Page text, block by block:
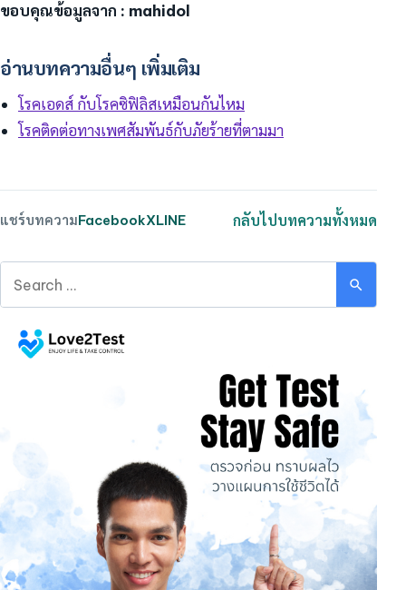
ขอบคุณข้อมูลจาก : mahidol
อ่านบทความอื่นๆ เพิ่มเติม
โรคเอดส์ กับโรคซิฟิลิสเหมือนกันไหม
โรคติดต่อทางเพศสัมพันธ์กับภัยร้ายที่ตามมา
แชร์บทความFacebookXLINE กลับไปบทความทั้งหมด